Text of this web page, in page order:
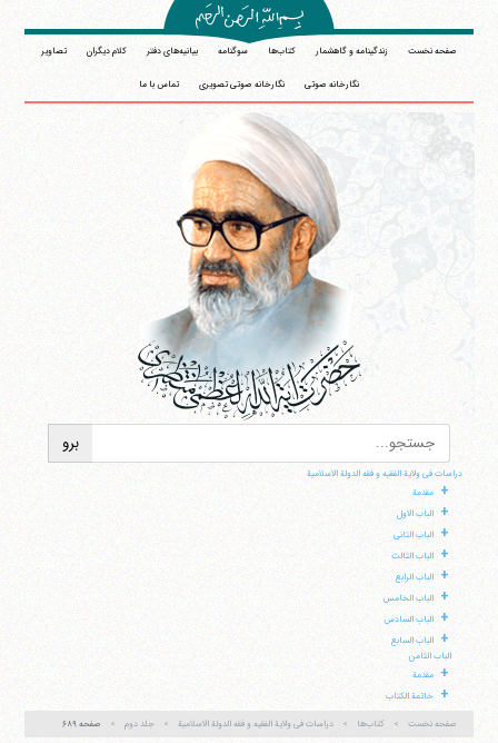
صفحه نخست زندگینامه و گاهشمار کتاب‌ها سوگنامه بیانیه‌های دفتر کلام دیگران تصاویر
نگارخانه صوتی نگارخانه صوتی تصویری تماس با ما
دراسات فی ولایة الفقیه و فقه الدولة الاسلامیة
+ مقدمة
+ الباب الاول
+ الباب الثانی
+ الباب الثالث
+ الباب الرابع
+ الباب الخامس
+ الباب السادس
+
الباب السابع
الباب الثامن
+ مقدمة
+ خاتمة الکتاب
صفحه نخست کتاب‌ها دراسات فی ولایة الفقیه و فقه الدولة الاسلامیة جلد دوم صفحه ۶۸۹